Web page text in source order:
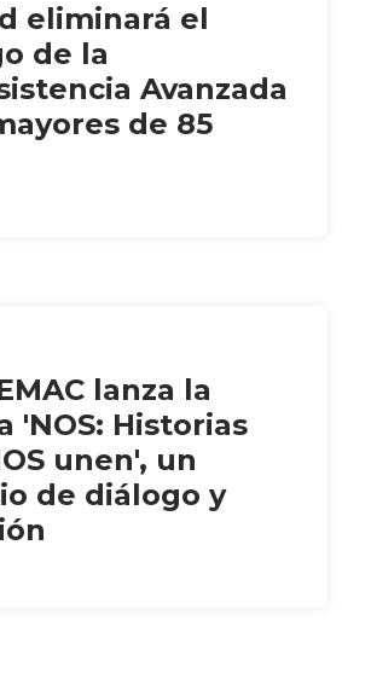
eliminará el
de la
Avanzada
de 85
lanza la
'NOS: Historias
unen', un
de diálogo y